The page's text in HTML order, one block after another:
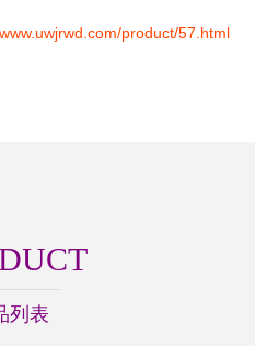
product/57.html
列表